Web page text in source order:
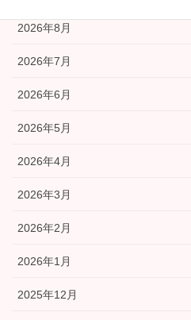
2026年8月
2026年7月
2026年6月
2026年5月
2026年4月
2026年3月
2026年2月
2026年1月
2025年12月